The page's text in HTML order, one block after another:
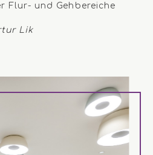
Flur- und Gehbereiche
Lik